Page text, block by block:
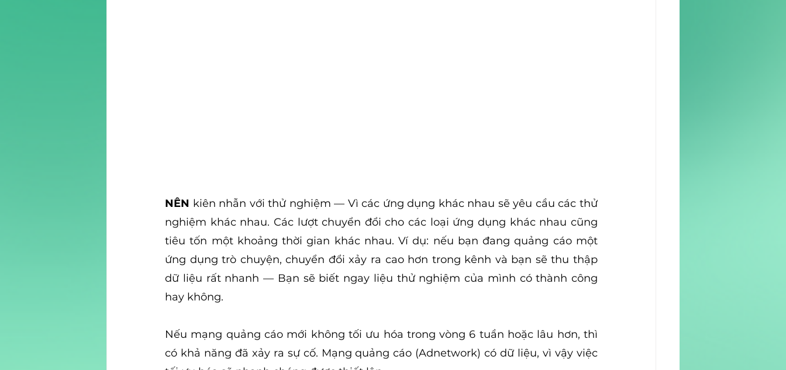
NÊN kiên nhẫn với thử nghiệm — Vì các ứng dụng khác nhau sẽ yêu cầu các thử
nghiệm khác nhau. Các lượt chuyển đổi cho các loại ứng dụng khác nhau cũng
tiêu tốn một khoảng thời gian khác nhau. Ví dụ: nếu bạn đang quảng cáo một
ứng dụng trò chuyện, chuyển đổi xảy ra cao hơn trong kênh và bạn sẽ thu thập
dữ liệu rất nhanh — Bạn sẽ biết ngay liệu thử nghiệm của mình có thành công
hay không.
Nếu mạng quảng cáo mới không tối ưu hóa trong vòng 6 tuần hoặc lâu hơn, thì
có khả năng đã xảy ra sự cố. Mạng quảng cáo (Adnetwork) có dữ liệu, vì vậy việc